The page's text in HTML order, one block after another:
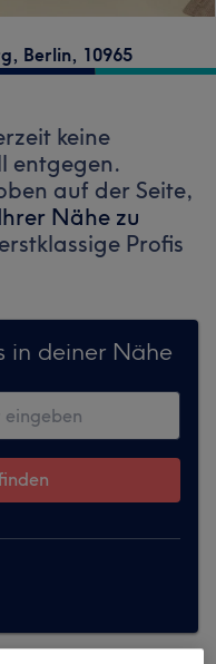
, Berlin, 10965
keine
entgegen.
auf der Seite,
Nähe zu
Profis
in deiner Nähe